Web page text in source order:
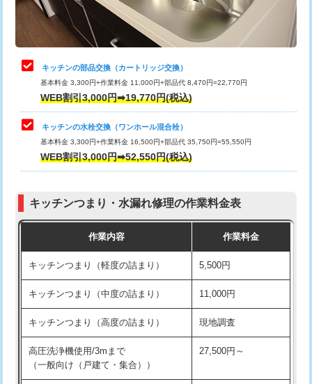
給水管工事※（土の掘削・埋め戻し作
11,000円
給水管工事※（塩ビ管（VP・HI）使
用/3ｍまで)
給水管工事※（塩ビ管（VP・HI）使
用（追加）/3ｍ超え)
給水管工事※（ライニング鋼管・銅
管・ポリ管・HT管使用/3ｍまで)
44,000円
管・ポリ管・HT管使用/3ｍ超え)
排水管工事（土の掘削・埋め戻し作
11,000円~
排水管工事（排水管工事/3ｍまで） 55,000円
排水管工事（追加 排水管工事/3ｍ超
+11,000円
マス交換（土の掘削・埋め戻し作業）
マス交換（深さ50㎝未満）
理・調整・分解・加工など（軽作業）
止水・漏水調査・防水処理・清掃・修
理・調整・分解・加工など（中作業）
22,000円
止水・漏水調査・防水処理・清掃・修
理・調整・分解・加工など（重作業）
33,000円
お風呂タンク脱着
その他部品の脱着
式・ワンホール）)
交換・取付(排水栓・排水トラップ
22,000円+材料費
持込商品取付（単水栓）
キッチンの部品交換（カートリッジ交換）
基本料金 3,300円+作業料金 11,000円+部品代 8,470円=22,770円
WEB割引3,000円➡19,770円(税込)
キッチンの水栓交換（ワンホール混合栓）
基本料金 3,300円+作業料金 16,500円+部品代 35,750円=55,550円
WEB割引3,000円➡52,550円(税込)
キッチンつまり・水漏れ修理の作業料金表
作業内容 作業料金
キッチンつまり（軽度の詰まり） 5,500円
キッチンつまり（中度の詰まり） 11,000円
キッチンつまり（高度の詰まり） 現地調査
高圧洗浄機使用/3mまで
（一般向け（戸建て・集合））
27,500円～